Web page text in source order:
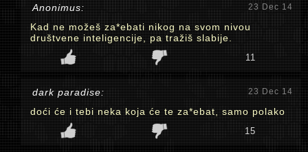
Anonimus: 23 Dec 14
Kad ne možeš za*ebati nikog na svom nivou
društvene inteligencije, pa tražiš slabije.
11
dark paradise: 23 Dec 14
doći će i tebi neka koja će te za*ebat, samo polako
15